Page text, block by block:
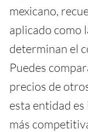
mexicano,
aplicado como
determinan el
Puedes
precios de
esta entidad
más